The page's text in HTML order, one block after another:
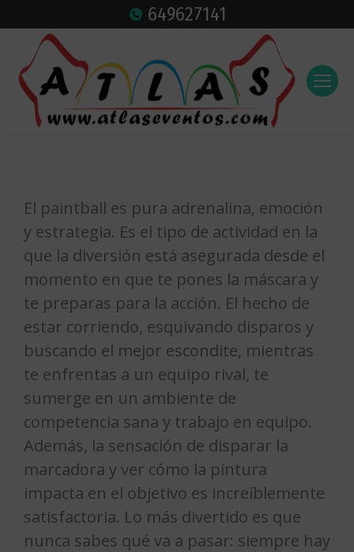
649627141
El paintball es pura adrenalina, emoción
y estrategia. Es el tipo de actividad en la
que la diversión está asegurada desde el
momento en que te pones la máscara y
te preparas para la acción. El hecho de
estar corriendo, esquivando disparos y
buscando el mejor escondite, mientras
te enfrentas a un equipo rival, te
sumerge en un ambiente de
competencia sana y trabajo en equipo.
Además, la sensación de disparar la
marcadora y ver cómo la pintura
impacta en el objetivo es increíblemente
satisfactoria. Lo más divertido es que
nunca sabes qué va a pasar: siempre hay